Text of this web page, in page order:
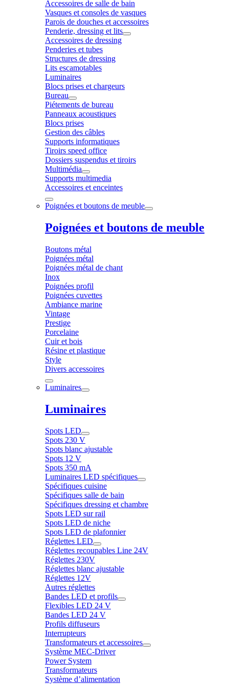
Accessoires de salle de bain
Vasques et consoles de vasques
Parois de douches et accessoires
Penderie, dressing et lits
Accessoires de dressing
Penderies et tubes
Structures de dressing
Lits escamotables
Luminaires
Blocs prises et chargeurs
Bureau
Piétements de bureau
Panneaux acoustiques
Blocs prises
Gestion des câbles
Supports informatiques
Tiroirs speed office
Dossiers suspendus et tiroirs
Multimédia
Supports multimedia
Accessoires et enceintes
Poignées et boutons de meuble
Poignées et boutons de meuble
Boutons métal
Poignées métal
Poignées métal de chant
Inox
Poignées profil
Poignées cuvettes
Ambiance marine
Vintage
Prestige
Porcelaine
Cuir et bois
Résine et plastique
Style
Divers accessoires
Luminaires
Luminaires
Spots LED
Spots 230 V
Spots blanc ajustable
Spots 12 V
Spots 350 mA
Luminaires LED spécifiques
Spécifiques cuisine
Spécifiques salle de bain
Spécifiques dressing et chambre
Spots LED sur rail
Spots LED de niche
Spots LED de plafonnier
Réglettes LED
Réglettes recoupables Line 24V
Réglettes 230V
Réglettes blanc ajustable
Réglettes 12V
Autres réglettes
Bandes LED et profils
Flexibles LED 24 V
Bandes LED 24 V
Profils diffuseurs
Interrupteurs
Transformateurs et accessoires
Système MEC-Driver
Power System
Transformateurs
Système d’alimentation